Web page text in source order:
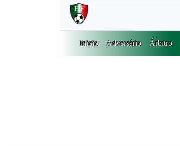
Inicio Adversário Árbitro